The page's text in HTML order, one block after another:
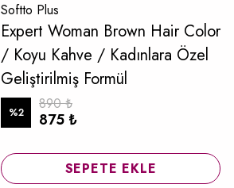
Softto Plus
Expert Woman Brown Hair Color
/ Koyu Kahve / Kadınlara Özel
Geliştirilmiş Formül
%2 890 ₺
875 ₺
SEPETE EKLE